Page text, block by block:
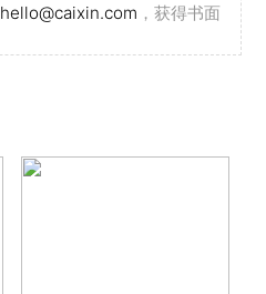
hello@caixin.com ，获得书面